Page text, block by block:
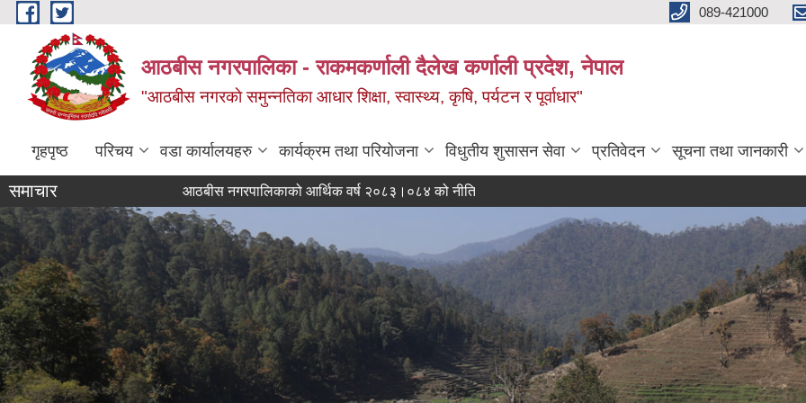
Skip to main content 089-421000
आठबीस नगरपालिका - राकमकर्णाली दैलेख कर्णाली प्रदेश, नेपाल
"आठबीस नगरकाे समुन्नतिका आधार शिक्षा, स्वास्थ्य, कृषि, पर्यटन र पूर्वाधार"
गृहपृष्ठ परिचय वडा कार्यालयहरु कार्यक्रम तथा परियोजना विधुतीय शुसासन सेवा प्रतिवेदन सूचना तथा जानकारी
समाचार
आठबीस नगरपालिकाको आर्थिक वर्ष २०८३।०८४ को नीति तथा कार्यक्रम
दररेट पेश गर्ने सम्बन्धी सूचना।
७५ प्रतिशत अनुदानमा फलफुल विरुवा माग गर्ने सम्बन्धी सूचना।
जस्तापाता खरिद सम्बन्धी सूचना र BOQ
दररेट पेश गर्ने सम्बन्धी सूचना
Re Invitation For Electronic Bids
रिक्त पदमा स्थायी शिक्षक सरुवा सरुवा सम्बन्धी सूचना।
दरभाउपत्र पेश गर्ने सम्बन्धी सूचना।
स्वीकृत संगठन संरचना, दरबन्दी तेरिज
आठबीस नगरपालिकाको आर्थिक वर्ष २०८३।०८४ को नीति तथा कार्यक्रम दररेट पेश गर्ने सम्बन्धी सूचना। ७५